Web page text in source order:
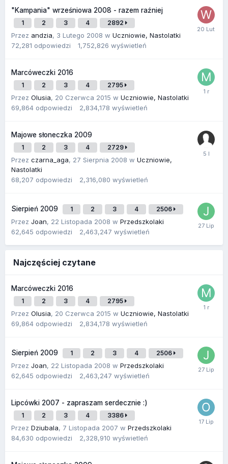
"Kampania" wrześniowa 2008 - razem raźniej
1 2 3 4 2892
Przez andzia, 3 Lutego 2008 w Uczniowie, Nastolatki
72,281 odpowiedzi 1,752,826 wyświetleń
Marcóweczki 2016
1 2 3 4 2795
Przez Olusia, 20 Czerwca 2015 w Uczniowie, Nastolatki
69,864 odpowiedzi 2,834,178 wyświetleń
Majowe słoneczka 2009
1 2 3 4 2729
Przez czarna_aga, 27 Sierpnia 2008 w Uczniowie,
Nastolatki
68,207 odpowiedzi 2,316,080 wyświetleń
Sierpień 2009 1 2 3 4 2506
Przez Joan, 22 Listopada 2008 w Przedszkolaki
62,645 odpowiedzi 2,463,247 wyświetleń
Najczęściej czytane
Marcóweczki 2016
1 2 3 4 2795
Przez Olusia, 20 Czerwca 2015 w Uczniowie, Nastolatki
69,864 odpowiedzi 2,834,178 wyświetleń
Sierpień 2009 1 2 3 4 2506
Przez Joan, 22 Listopada 2008 w Przedszkolaki
62,645 odpowiedzi 2,463,247 wyświetleń
Lipcówki 2007 - zapraszam serdecznie :)
1 2 3 4 3386
Przez Dziubala, 7 Listopada 2007 w Przedszkolaki
84,630 odpowiedzi 2,328,910 wyświetleń